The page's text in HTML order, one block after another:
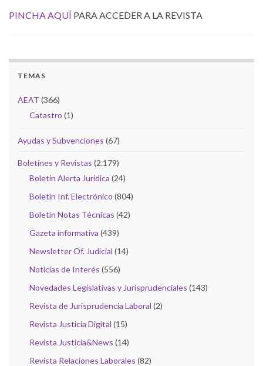
PINCHA AQUÍ PARA ACCEDER A LA REVISTA
TEMAS
AEAT (366)
Catastro (1)
Ayudas y Subvenciones (67)
Boletines y Revistas (2.179)
Boletín Alerta Jurídica (24)
Boletín Inf. Electrónico (804)
Boletín Notas Técnicas (42)
Gazeta informativa (439)
Newsletter Of. Judicial (14)
Noticias de Interés (556)
Novedades Legislativas y Jurisprudenciales (143)
Revista de Jurisprudencia Laboral (2)
Revista Justicia Digital (15)
Revista Justicia&News (14)
Revista Relaciones Laborales (82)